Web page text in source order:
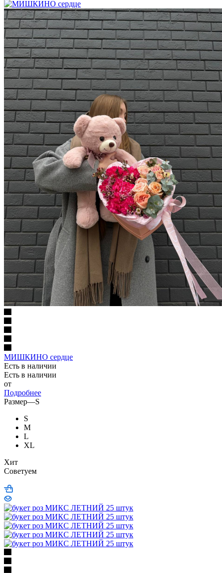
МИШКИНО сердце
Есть в наличии
Есть в наличии
от
Подробнее
Размер—S
S
M
L
XL
Хит
Советуем